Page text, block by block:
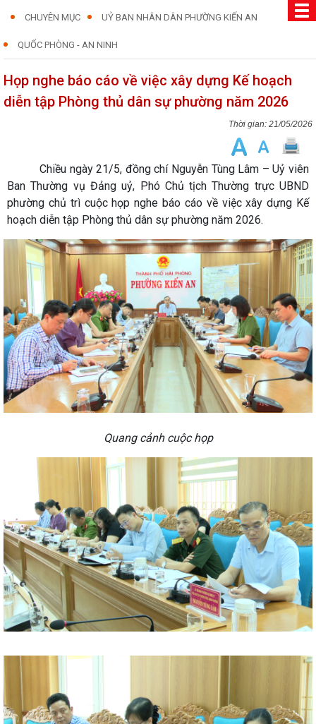
CHUYÊN MỤC UỶ BAN NHÂN DÂN PHƯỜNG KIẾN AN
QUỐC PHÒNG - AN NINH
Họp nghe báo cáo về việc xây dựng Kế hoạch
diễn tập Phòng thủ dân sự phường năm 2026
21/05/2026
Chiều ngày 21/5, đồng chí Nguyễn Tùng Lâm – Uỷ viên
Ban Thường vụ Đảng uỷ, Phó Chủ tịch Thường trực UBND
phường chủ trì cuộc họp nghe báo cáo về việc xây dựng Kế
hoạch diễn tập Phòng thủ dân sự phường năm 2026.
Quang cảnh cuộc họp